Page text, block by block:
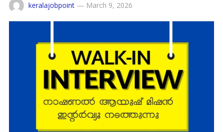
keralajobpoint— March 9, 2026